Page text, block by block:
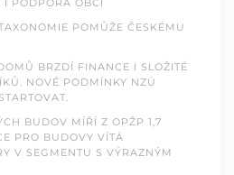
POMŮŽE ČESKÉMU
BRZDÍ FINANCE I SLOŽITÉ
NOVÉ PODMÍNKY NZÚ
BUDOV MÍŘÍ Z OPŽP 1,7
PRO BUDOVY VÍTÁ
V SEGMENTU S VÝRAZNÝM